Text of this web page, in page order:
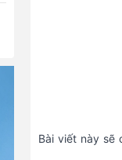
Bài viết này sẽ